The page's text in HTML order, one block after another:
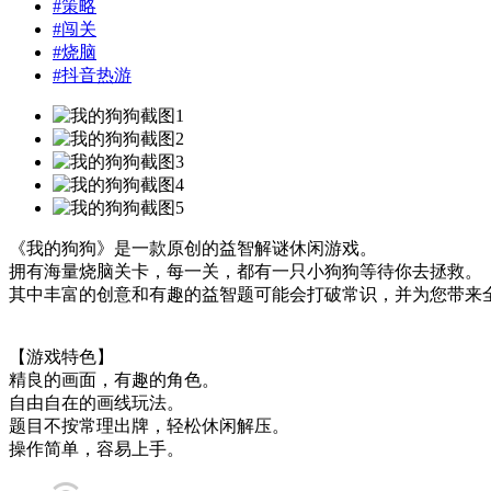
#策略
#闯关
#烧脑
#抖音热游
《我的狗狗》是一款原创的益智解谜休闲游戏。
拥有海量烧脑关卡，每一关，都有一只小狗狗等待你去拯救。
其中丰富的创意和有趣的益智题可能会打破常识，并为您带来
【游戏特色】
精良的画面，有趣的角色。
自由自在的画线玩法。
题目不按常理出牌，轻松休闲解压。
操作简单，容易上手。